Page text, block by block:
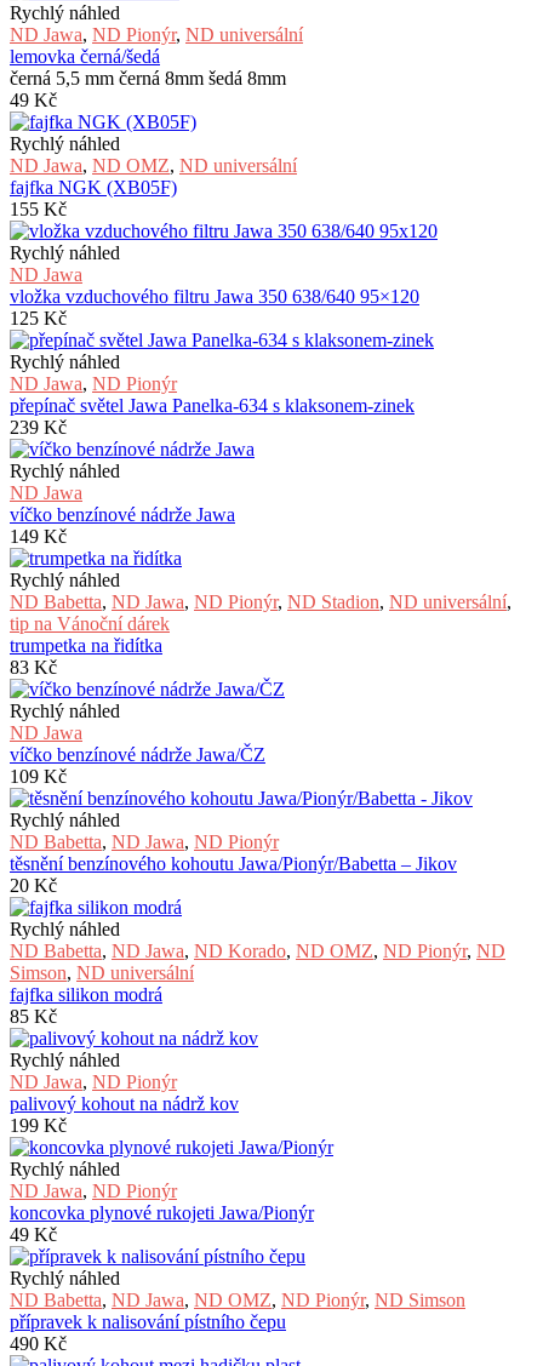
Rychlý náhled
ND Jawa, ND Pionýr, ND universální
lemovka černá/šedá
černá 5,5 mm černá 8mm šedá 8mm
49 Kč
Rychlý náhled
ND Jawa, ND OMZ, ND universální
fajfka NGK (XB05F)
155 Kč
Rychlý náhled
ND Jawa
vložka vzduchového filtru Jawa 350 638/640 95×120
125 Kč
Rychlý náhled
ND Jawa, ND Pionýr
přepínač světel Jawa Panelka-634 s klaksonem-zinek
239 Kč
Rychlý náhled
ND Jawa
víčko benzínové nádrže Jawa
149 Kč
Rychlý náhled
ND Babetta, ND Jawa, ND Pionýr, ND Stadion, ND universální,
tip na Vánoční dárek
trumpetka na řidítka
83 Kč
Rychlý náhled
ND Jawa
víčko benzínové nádrže Jawa/ČZ
109 Kč
Rychlý náhled
ND Babetta, ND Jawa, ND Pionýr
těsnění benzínového kohoutu Jawa/Pionýr/Babetta – Jikov
20 Kč
Rychlý náhled
ND Babetta, ND Jawa, ND Korado, ND OMZ, ND Pionýr, ND
Simson, ND universální
fajfka silikon modrá
85 Kč
Rychlý náhled
ND Jawa, ND Pionýr
palivový kohout na nádrž kov
199 Kč
Rychlý náhled
ND Jawa, ND Pionýr
koncovka plynové rukojeti Jawa/Pionýr
49 Kč
Rychlý náhled
ND Babetta, ND Jawa, ND OMZ, ND Pionýr, ND Simson
přípravek k nalisování pístního čepu
490 Kč